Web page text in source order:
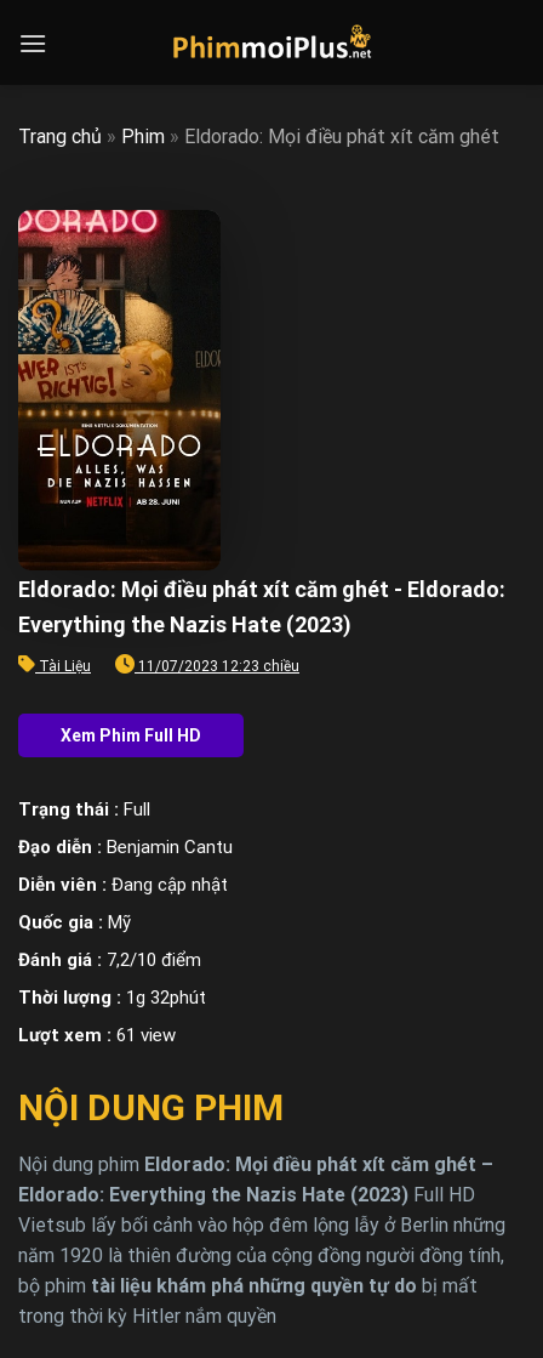
Trang chủ » Phim » Eldorado: Mọi điều phát xít căm ghét
Eldorado: Mọi điều phát xít căm ghét - Eldorado:
Everything the Nazis Hate (2023)
Tài Liệu 11/07/2023 12:23 chiều
Trạng thái : Full
Đạo diễn : Benjamin Cantu
Diễn viên : Đang cập nhật
Quốc gia : Mỹ
Đánh giá : 7,2/10 điểm
Thời lượng : 1g 32phút
Lượt xem : 61 view
NỘI DUNG PHIM
Nội dung phim Eldorado: Mọi điều phát xít căm ghét –
Eldorado: Everything the Nazis Hate (2023) Full HD
Vietsub lấy bối cảnh vào hộp đêm lộng lẫy ở Berlin những
năm 1920 là thiên đường của cộng đồng người đồng tính,
bộ phim tài liệu khám phá những quyền tự do bị mất
trong thời kỳ Hitler nắm quyền